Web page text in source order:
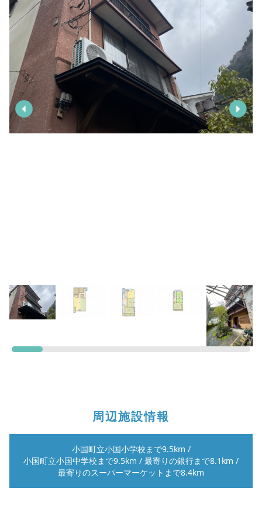
周辺施設情報
小国町立小国小学校まで9.5km /
小国町立小国中学校まで9.5km / 最寄りの銀行まで8.1km /
最寄りのスーパーマーケットまで8.4km